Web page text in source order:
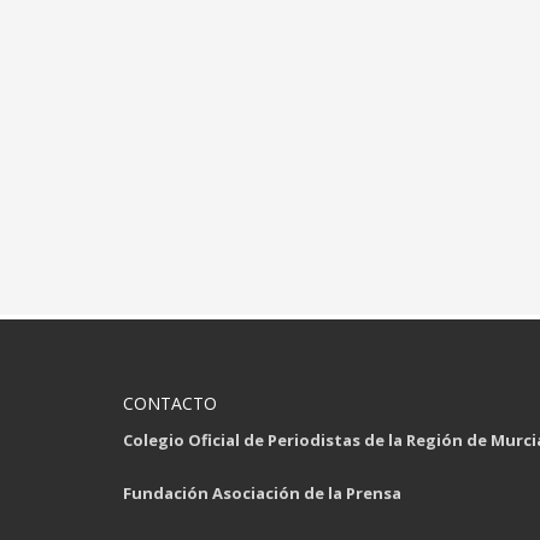
CONTACTO
Colegio Oficial de Periodistas de la Región de
Fundación Asociación de la Prensa